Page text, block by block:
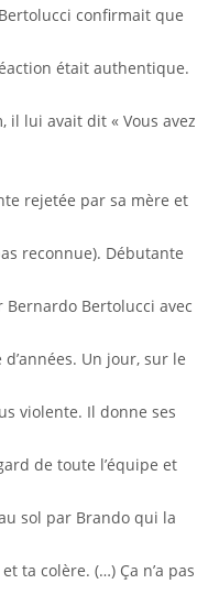
confirmait que
était authentique.
il lui avait dit « Vous avez
rejetée par sa mère et
reconnue). Débutante
Bertolucci avec
Un jour, sur le
violente. Il donne ses
de toute l’équipe et
sol par Brando qui la
ta colère. (…) Ça n’a pas